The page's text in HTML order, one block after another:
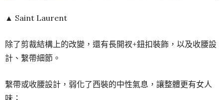
▲ Saint Laurent
除了剪裁結構上的改變，還有長開衩+鈕扣裝飾，以及收腰設
計、繫帶細節。
繫帶或收腰設計，弱化了西裝的中性氣息，讓整體更有女人
味；